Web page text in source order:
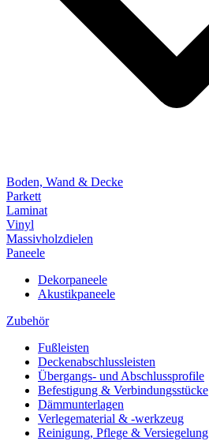
Boden, Wand & Decke
Parkett
Laminat
Vinyl
Massivholzdielen
Paneele
Dekorpaneele
Akustikpaneele
Zubehör
Fußleisten
Deckenabschlussleisten
Übergangs- und Abschlussprofile
Befestigung & Verbindungsstücke
Dämmunterlagen
Verlegematerial & -werkzeug
Reinigung, Pflege & Versiegelung